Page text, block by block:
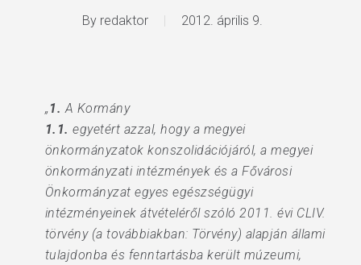
By redaktor 2012. április 9.
„ 1. A Kormány
1.1. egyetért azzal, hogy a megyei
önkormányzatok konszolidációjáról, a megyei
önkormányzati intézmények és a Fővárosi
Önkormányzat egyes egészségügyi
intézményeinek átvételéről szóló 2011. évi CLIV.
törvény (a továbbiakban: Törvény) alapján állami
tulajdonba és fenntartásba került múzeumi,